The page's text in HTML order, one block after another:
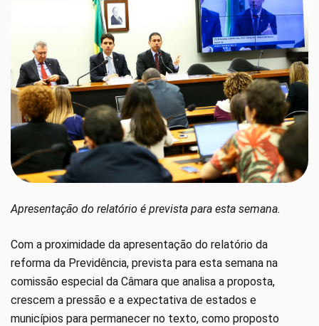
Apresentação do relatório é prevista para esta semana.
Com a proximidade da apresentação do relatório da
reforma da Previdência, prevista para esta semana na
comissão especial da Câmara que analisa a proposta,
crescem a pressão e a expectativa de estados e
municípios para permanecer no texto, como proposto